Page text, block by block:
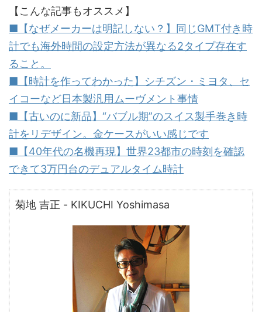
【こんな記事もオススメ】
■【なぜメーカーは明記しない？】同じGMT付き時
計でも海外時間の設定方法が異なる2タイプ存在す
ること。
■【時計を作ってわかった】シチズン・ミヨタ、セ
イコーなど日本製汎用ムーヴメント事情
■【古いのに新品】“バブル期”のスイス製手巻き時
計をリデザイン。金ケースがいい感じです
■【40年代の名機再現】世界23都市の時刻を確認
できて3万円台のデュアルタイム時計
菊地 吉正 - KIKUCHI Yoshimasa